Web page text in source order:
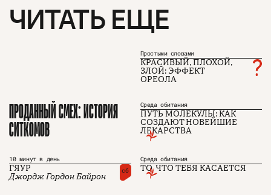
ЧИТАТЬ ЕЩЕ
Простыми словами
КРАСИВЫЙ, ПЛОХОЙ,
ЗЛОЙ: ЭФФЕКТ
ОРЕОЛА
ПРОДАННЫЙ СМЕХ: ИСТОРИЯ
СИТКОМОВ
Среда обитания
ПУТЬ МОЛЕКУЛЫ: КАК
СОЗДАЮТ НОВЕЙШИЕ
ЛЕКАРСТВА
10 минут в день
ГЯУР
Джордж Гордон Байрон
сб
Среда обитания
ТО, ЧТО ТЕБЯ КАСАЕТСЯ
Команда
Авторы
Журнал
Telegram